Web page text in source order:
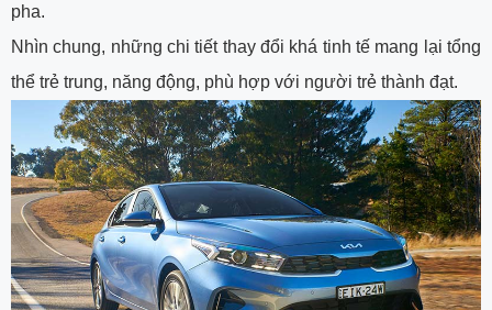
pha.
Nhìn chung, những chi tiết thay đổi khá tinh tế mang lại tổng
thể trẻ trung, năng động, phù hợp với người trẻ thành đạt.